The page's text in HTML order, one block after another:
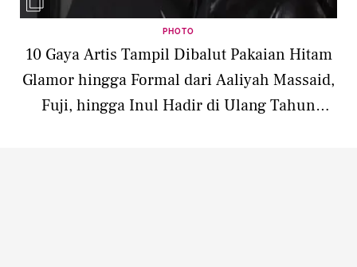
PHOTO
10 Gaya Artis Tampil Dibalut Pakaian Hitam
Glamor hingga Formal dari Aaliyah Massaid,
Fuji, hingga Inul Hadir di Ulang Tahun